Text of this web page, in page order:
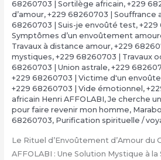
68260703 | Sortilège africain, +229
d’amour, +229 68260703 | Souffrance
68260703 | Suis-je envoûté test, +229
Symptômes d’un envoûtement
Travaux à distance amour, +229
mystiques, +229 68260703 | Travaux
68260703 | Union astrale, +229
+229 68260703 | Victime d'un
+229 68260703 | Vide émotionnel ,
africain Henri AFFOLABI, Je cherche
pour faire revenir mon homme,
68260703, Purification spirituelle /
Le Rituel d’Envoûtement d’Amour du
AFFOLABI : Une Solution Mystique à